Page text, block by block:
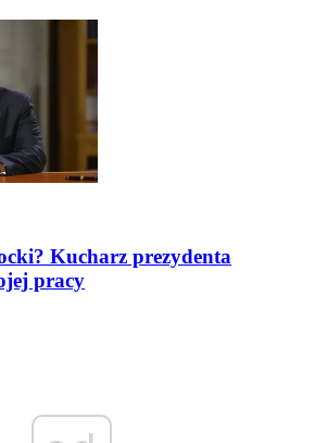
Kucharz prezydenta
pracy